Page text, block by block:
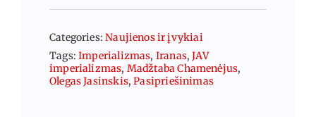
Categories:Naujienos ir įvykiai
Tags:Imperializmas, Iranas,JAV
imperializmas, Madžtaba Chamenėjus,
Olegas Jasinskis,Pasipriešinimas